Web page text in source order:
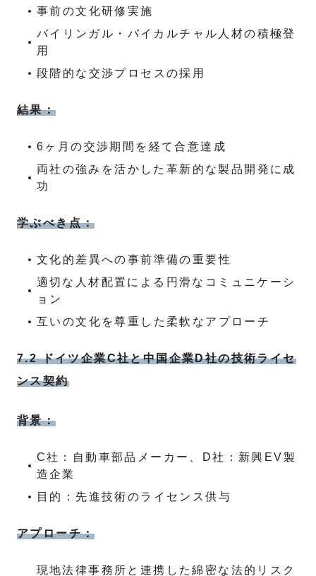
事前の文化研修実施
バイリンガル・バイカルチャル人材の積極登
用
段階的な交渉プロセスの採用
結果：
6ヶ月の交渉期間を経て合意達成
両社の強みを活かした革新的な製品開発に成
功
学ぶべき点：
文化的差異への事前準備の重要性
適切な人材配置による円滑なコミュニケーシ
ョン
互いの文化を尊重した柔軟なアプローチ
7.2 ドイツ企業C社と中国企業D社の技術ライセ
ンス契約
背景：
C社：自動車部品メーカー、D社：新興EV製
造企業
目的：先進技術のライセンス供与
アプローチ：
現地法律事務所と連携した綿密な法的リスク